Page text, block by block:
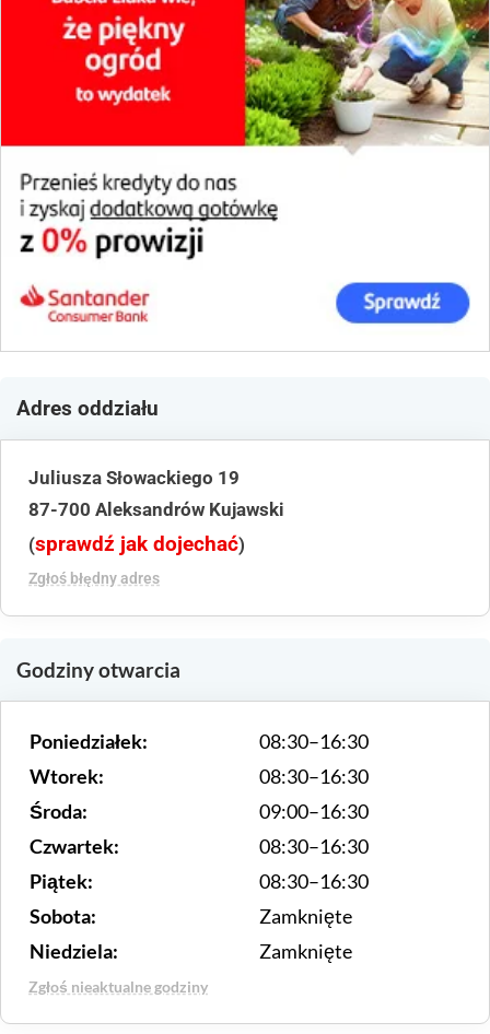
Adres oddziału
Juliusza Słowackiego 19
87-700 Aleksandrów Kujawski
(sprawdź jak dojechać)
Zgłoś błędny adres
Godziny otwarcia
Poniedziałek:
08:30–16:30
Wtorek:
08:30–16:30
Środa:
09:00–16:30
Czwartek:
08:30–16:30
Piątek:
08:30–16:30
Sobota:
Zamknięte
Niedziela:
Zamknięte
Zgłoś nieaktualne godziny